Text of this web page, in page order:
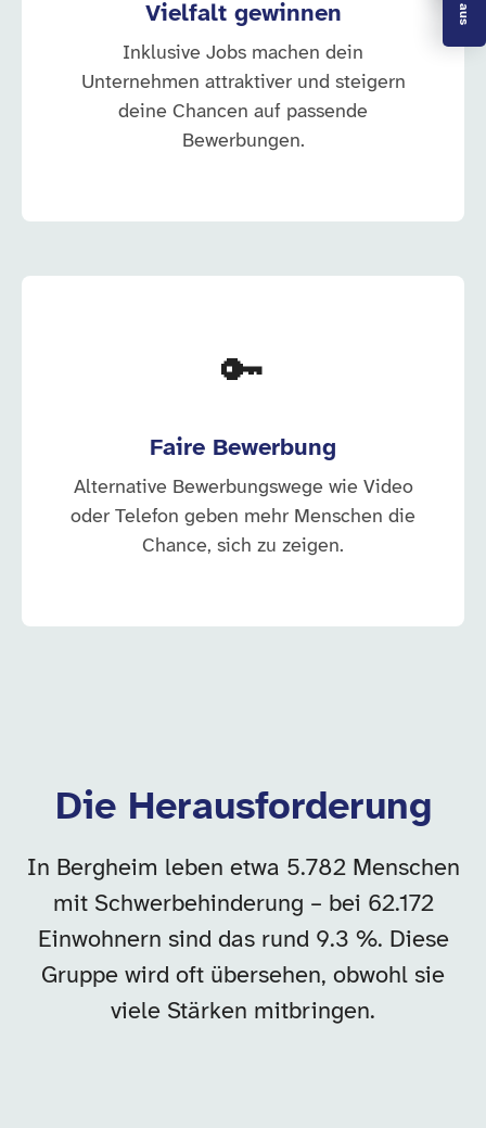
Vielfalt gewinnen
Inklusive Jobs machen dein
Unternehmen attraktiver und steigern
deine Chancen auf passende
Bewerbungen.
🔑
Faire Bewerbung
Alternative Bewerbungswege wie Video
oder Telefon geben mehr Menschen die
Chance, sich zu zeigen.
Die Herausforderung
In Bergheim leben etwa 5.782 Menschen
mit Schwerbehinderung – bei 62.172
Einwohnern sind das rund 9.3 %. Diese
Gruppe wird oft übersehen, obwohl sie
viele Stärken mitbringen.